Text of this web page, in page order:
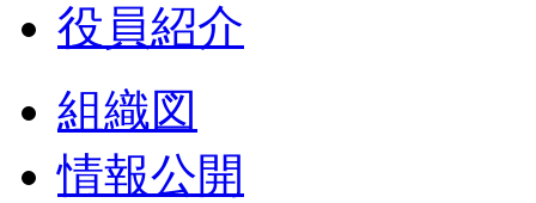
役員紹介
組織図
情報公開